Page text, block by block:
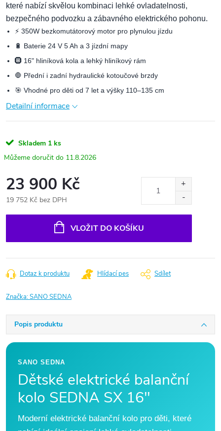
které nabízí skvělou kombinaci lehké ovladatelnosti,
bezpečného podvozku a zábavného elektrického pohonu.
⚡ 350W bezkomutátorový motor pro plynulou jízdu
🔋 Baterie 24 V 5 Ah a 3 jízdní mapy
🛞 16" hliníková kola a lehký hliníkový rám
🛑 Přední i zadní hydraulické kotoučové brzdy
🎯 Vhodné pro děti od 7 let a výšky 110–135 cm
Detailní informace
Skladem 1 ks
11.8.2026
23 900 Kč
19 752 Kč bez DPH
VLOŽIT DO KOŠÍKU
Dotaz k produktu Hlídací pes Sdílet
Značka:SANO SEDNA
Popis produktu
SANO SEDNA
Dětské elektrické balanční
kolo SEDNA SX 16"
Moderní elektrické balanční kolo pro děti, které